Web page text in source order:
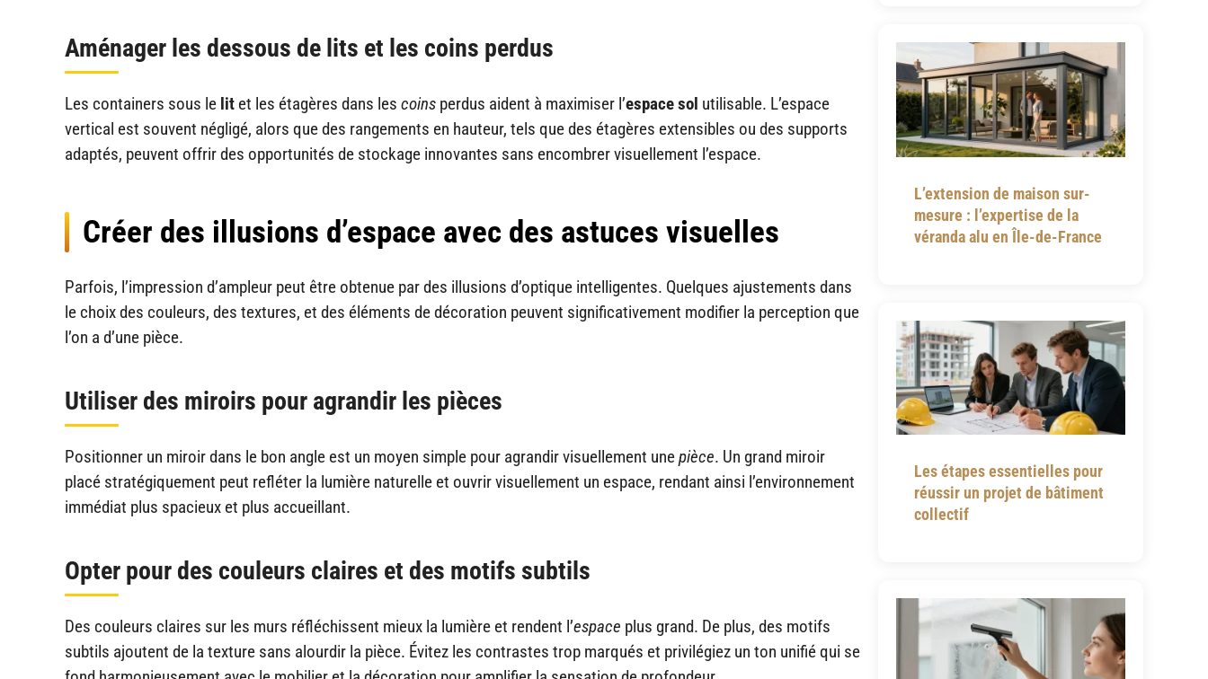
Aménager les dessous de lits et les coins perdus
Les containers sous le lit et les étagères dans les coins perdus aident à maximiser l’espace sol utilisable. L’espace
vertical est souvent négligé, alors que des rangements en hauteur, tels que des étagères extensibles ou des supports
adaptés, peuvent offrir des opportunités de stockage innovantes sans encombrer visuellement l’espace.
Créer des illusions d’espace avec des astuces visuelles
Parfois, l’impression d’ampleur peut être obtenue par des illusions d’optique intelligentes. Quelques ajustements dans
le choix des couleurs, des textures, et des éléments de décoration peuvent significativement modifier la perception que
l’on a d’une pièce.
Utiliser des miroirs pour agrandir les pièces
Positionner un miroir dans le bon angle est un moyen simple pour agrandir visuellement unepièce. Un grand miroir
placé stratégiquement peut refléter la lumière naturelle et ouvrir visuellement un espace, rendant ainsi l’environnement
immédiat plus spacieux et plus accueillant.
Opter pour des couleurs claires et des motifs subtils
Des couleurs claires sur les murs réfléchissent mieux la lumière et rendent l’espace plus grand. De plus, des motifs
subtils ajoutent de la texture sans alourdir la pièce. Évitez les contrastes trop marqués et privilégiez un ton unifié qui se
L’extension de maison sur-
mesure : l’expertise de la
véranda alu en Île-de-France
Les étapes essentielles pour
réussir un projet de bâtiment
collectif